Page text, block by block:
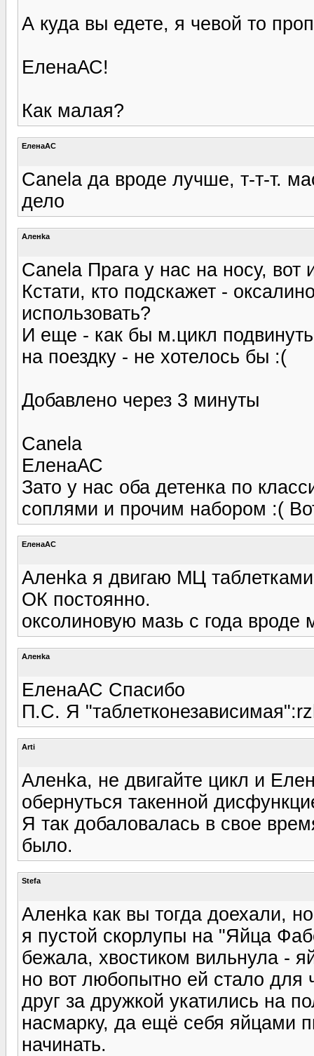
А куда вы едете, я чевой то
ЕленаАС!
Как малая?
ЕленаАС
Canela да вроде лучше, т-т-т.
дело
Аленka
Canela Прага у нас на носу,
Кстати, кто подскажет -
использовать?
И еще - как бы м.цикл
на поездку - не хотелось бы :(
Добавлено через 3 минуты
Canela
ЕленаАС
Зато у нас оба детенка по
соплями и прочим набором :(
ЕленаАС
Аленka я двигаю МЦ
ОК постоянно.
оксолиновую мазь с года вроде
Аленka
ЕленаАС Спасибо
П.С. Я
Arti
Аленka, не двигайте цикл и
обернуться такенной
Я так добаловалась в свое
было.
Stefa
Аленka как вы тогда доехали,
я пустой скорлупы на "Яйца
бежала, хвостиком вильнула -
но вот любопытно ей стало для
друг за дружкой укатились на
насмарку, да ещё себя яйцами
начинать.